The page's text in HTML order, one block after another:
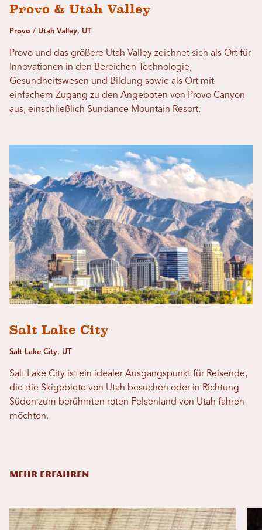
Provo & Utah Valley
Provo / Utah Valley, UT
Provo und das größere Utah Valley zeichnet sich als Ort für
Innovationen in den Bereichen Technologie,
Gesundheitswesen und Bildung sowie als Ort mit
einfachem Zugang zu den Angeboten von Provo Canyon
aus, einschließlich Sundance Mountain Resort.
Salt Lake City
Salt Lake City, UT
Salt Lake City ist ein idealer Ausgangspunkt für Reisende,
die die Skigebiete von Utah besuchen oder in Richtung
Süden zum berühmten roten Felsenland von Utah fahren
möchten.
MEHR ERFAHREN